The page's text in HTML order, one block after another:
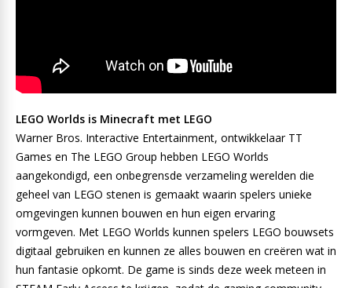
LEGO Worlds is Minecraft met LEGO
Warner Bros. Interactive Entertainment, ontwikkelaar TT
Games en The LEGO Group hebben LEGO Worlds
aangekondigd, een onbegrensde verzameling werelden die
geheel van LEGO stenen is gemaakt waarin spelers unieke
omgevingen kunnen bouwen en hun eigen ervaring
vormgeven. Met LEGO Worlds kunnen spelers LEGO bouwsets
digitaal gebruiken en kunnen ze alles bouwen en creëren wat in
hun fantasie opkomt. De game is sinds deze week meteen in